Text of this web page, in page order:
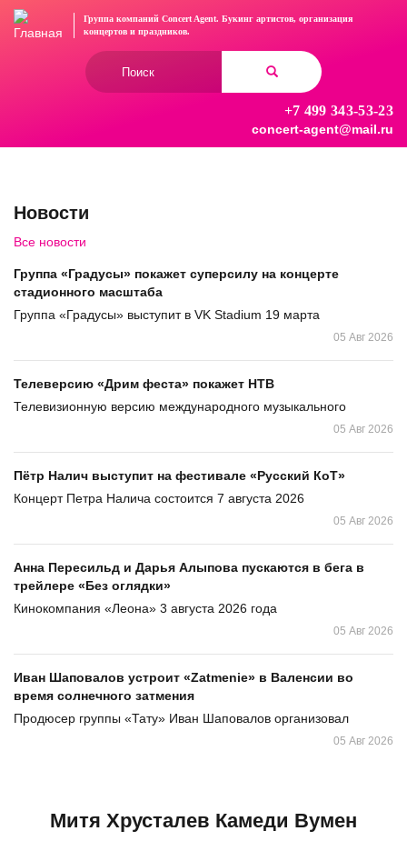
Перейти
Группа компаний Concert Agent. Букинг артистов, организация
концертови праздников.
+7 499 343-53-23
concert-agent@mail.ru
Новости
Все новости
Группа «Градусы» покажет суперсилу на концерте
стадионного масштаба
Группа «Градусы» выступит в VK Stadium 19 марта
05 Авг 2026
Телеверсию «Дрим феста» покажет НТВ
Телевизионную версию международного музыкального
05 Авг 2026
Пётр Налич выступит на фестивале «Русский КоТ»
Концерт Петра Налича состоится 7 августа 2026
05 Авг 2026
Анна Пересильд и Дарья Алыпова пускаются в бега в
трейлере «Без оглядки»
Кинокомпания «Леона» 3 августа 2026 года
05 Авг 2026
Иван Шаповалов устроит «Zatmenie» в Валенсии во
время солнечного затмения
Продюсер группы «Тату» Иван Шаповалов организовал
05 Авг 2026
Митя Хрусталев Камеди Вумен